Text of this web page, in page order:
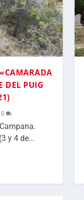
DEL PUIG
0
y 4 de...